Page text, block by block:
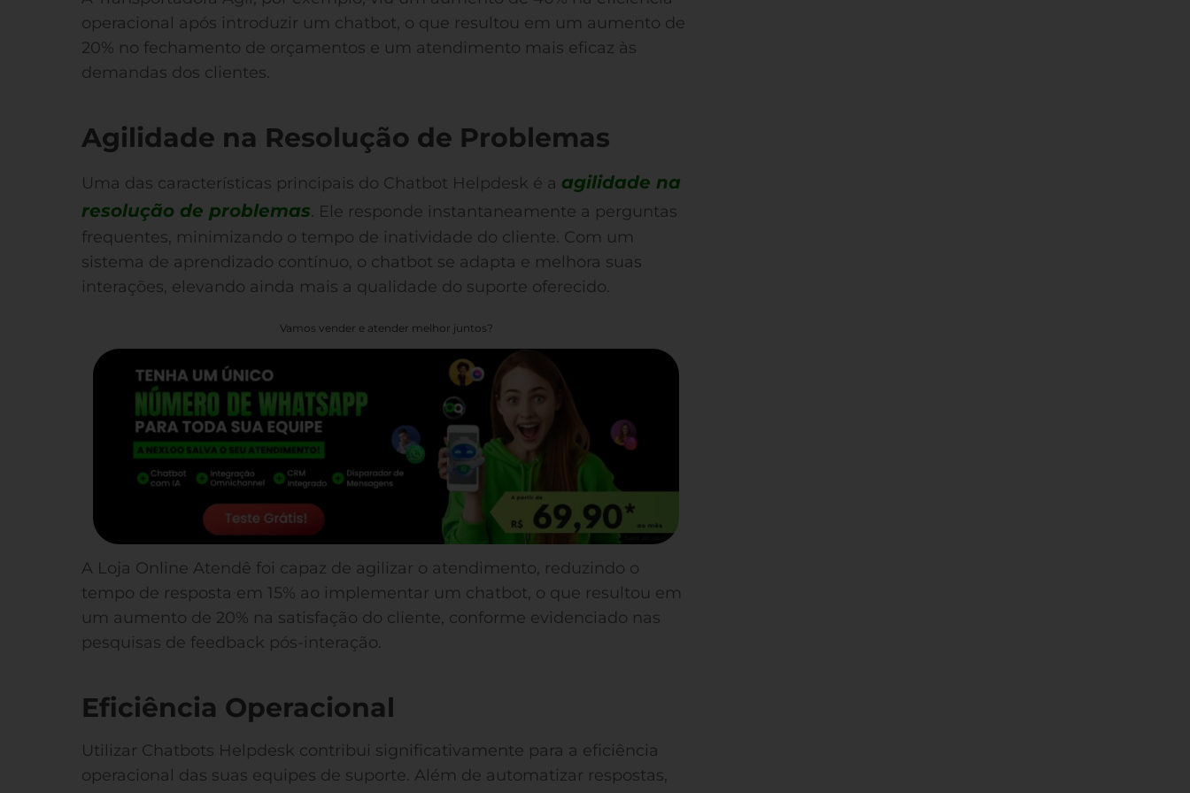
operacional após introduzir um chatbot, o que resultou em um aumento de
20% no fechamento de orçamentos e um atendimento mais eficaz às
demandas dos clientes.
Agilidade na Resolução de Problemas
Uma das características principais do Chatbot Helpdesk é a agilidade na
resolução de problemas. Ele responde instantaneamente a perguntas
frequentes, minimizando o tempo de inatividade do cliente. Com um
sistema de aprendizado contínuo, o chatbot se adapta e melhora suas
interações, elevando ainda mais a qualidade do suporte oferecido.
Vamos vender e atender melhor juntos?
A Loja Online Atendê foi capaz de agilizar o atendimento, reduzindo o
tempo de resposta em 15% ao implementar um chatbot, o que resultou em
um aumento de 20% na satisfação do cliente, conforme evidenciado nas
pesquisas de feedback pós-interação.
Eficiência Operacional
Utilizar Chatbots Helpdesk contribui significativamente para a eficiência
operacional das suas equipes de suporte. Além de automatizar respostas,